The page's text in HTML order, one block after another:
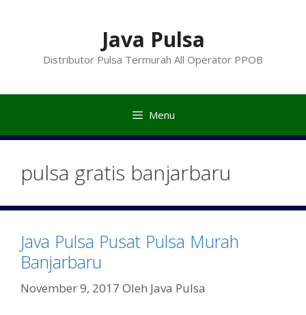
Java Pulsa
Distributor Pulsa Termurah All Operator PPOB
Menu
pulsa gratis banjarbaru
Java Pulsa Pusat Pulsa Murah
Banjarbaru
November 9, 2017 Oleh Java Pulsa